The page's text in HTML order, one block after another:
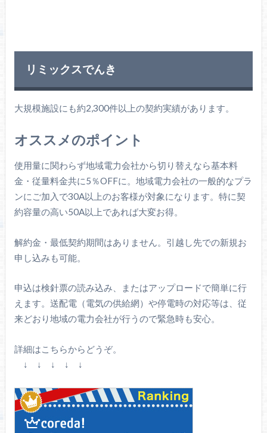
リミックスでんき
大規模施設にも約2,300件以上の契約実績があります。
オススメのポイント
使用量に関わらず地域電力会社から切り替えなら基本料
金・従量料金共に5％OFFに。地域電力会社の一般的なプラ
ンにご加入で30A以上のお客様が対象になります。特に契
約容量の高い50A以上であれば大変お得。
解約金・最低契約期間はありません。引越し先での新規お
申し込みも可能。
申込は検針票の読み込み、またはアップロードで簡単に行
えます。送配電（電気の供給網）や停電時の対応等は、従
来どおり地域の電力会社が行うので緊急時も安心。
詳細はこちらからどうぞ。
↓ ↓ ↓ ↓ ↓